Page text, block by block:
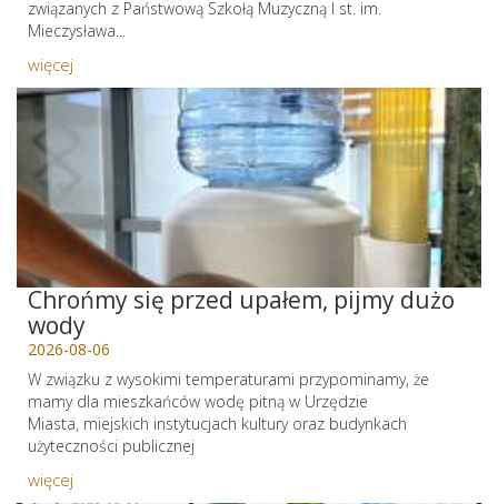
związanych z Państwową Szkołą Muzyczną I st. im.
Mieczysława...
więcej
Chrońmy się przed upałem, pijmy dużo
wody
2026-08-06
W związku z wysokimi temperaturami przypominamy, że
mamy dla mieszkańców wodę pitną w Urzędzie
Miasta, miejskich instytucjach kultury oraz budynkach
użyteczności publicznej
więcej